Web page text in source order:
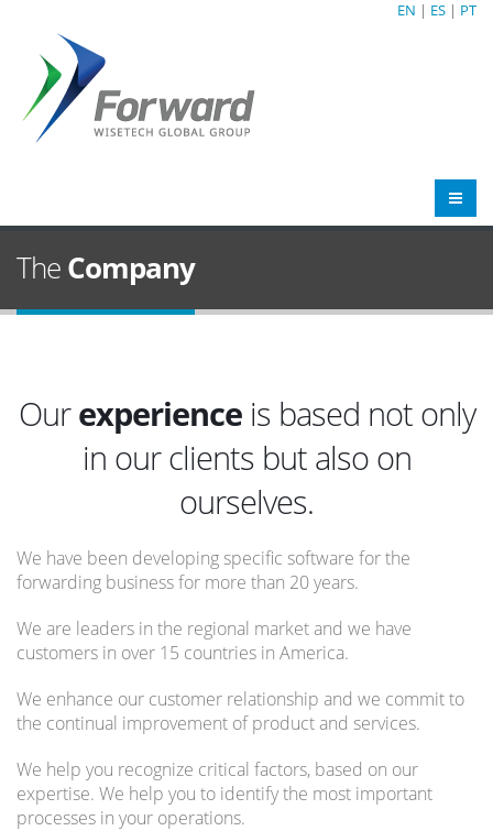
EN | ES | PT
TheCompany
Ourexperienceis based not only
in our clients but also on
ourselves.
We have been developing specific software for the
forwarding business for more than 20 years.
We are leaders in the regional market and we have
customers in over 15 countries in America.
We enhance our customer relationship and we commit to
the continual improvement of product and services.
We help you recognize critical factors, based on our
expertise. We help you to identify the most important
processes in your operations.